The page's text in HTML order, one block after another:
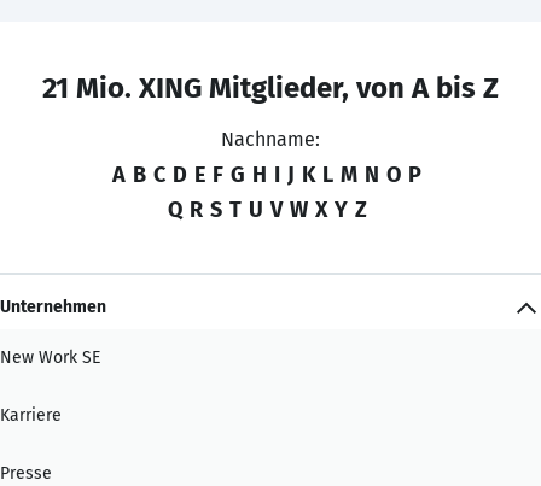
21 Mio. XING Mitglieder, von A bis Z
Nachname:
A B C D E F G H I J K L M N O P
Q R S T U V W X Y Z
Unternehmen
New Work SE
Karriere
Presse